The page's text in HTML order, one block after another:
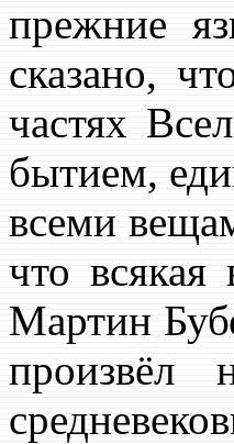
прежние
сказано,
частях
бытием,
всеми
что
Мартин